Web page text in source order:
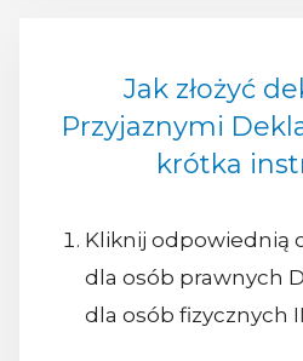
Jak złożyć
Przyjaznymi
krótka
Kliknij odpowiednią
dla osób prawnych
dla osób fizycznych